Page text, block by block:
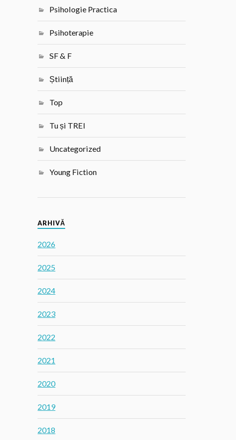
Psihologie Practica
Psihoterapie
SF & F
Știință
Top
Tu și TREI
Uncategorized
Young Fiction
ARHIVĂ
2026
2025
2024
2023
2022
2021
2020
2019
2018